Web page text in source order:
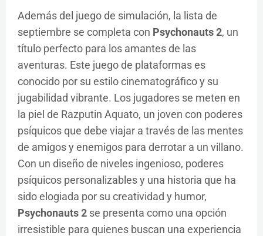
Además del juego de simulación, la lista de
septiembre se completa con Psychonauts 2, un
título perfecto para los amantes de las
aventuras. Este juego de plataformas es
conocido por su estilo cinematográfico y su
jugabilidad vibrante. Los jugadores se meten en
la piel de Razputin Aquato, un joven con poderes
psíquicos que debe viajar a través de las mentes
de amigos y enemigos para derrotar a un villano.
Con un diseño de niveles ingenioso, poderes
psíquicos personalizables y una historia que ha
sido elogiada por su creatividad y humor,
Psychonauts 2 se presenta como una opción
irresistible para quienes buscan una experiencia